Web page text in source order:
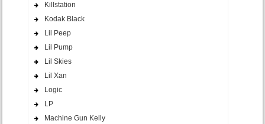
Killstation
Kodak Black
Lil Peep
Lil Pump
Lil Skies
Lil Xan
Logic
LP
Machine Gun Kelly